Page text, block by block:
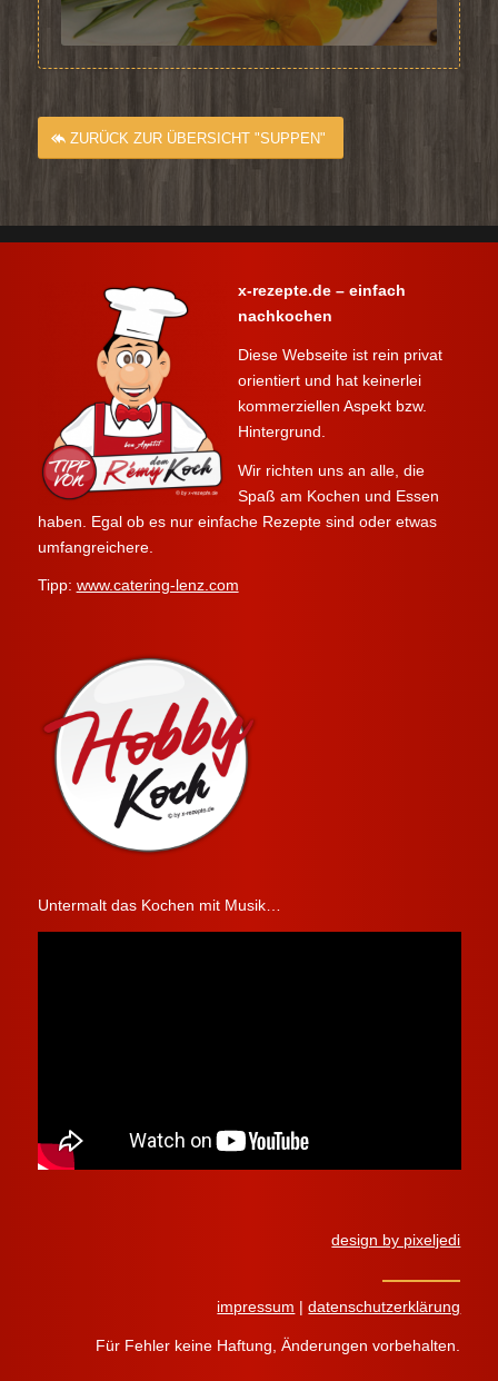
ZURÜCK ZUR ÜBERSICHT "SUPPEN"
x-rezepte.de – einfach
nachkochen
Diese Webseite ist rein privat
orientiert und hat keinerlei
kommerziellen Aspekt bzw.
Hintergrund.
Wir richten uns an alle, die
Spaß am Kochen und Essen
haben. Egal ob es nur einfache Rezepte sind oder etwas
umfangreichere.
Tipp: www.catering-lenz.com
Untermalt das Kochen mit Musik…
design by pixeljedi
impressum |datenschutzerklärung
Für Fehler keine Haftung, Änderungen vorbehalten.